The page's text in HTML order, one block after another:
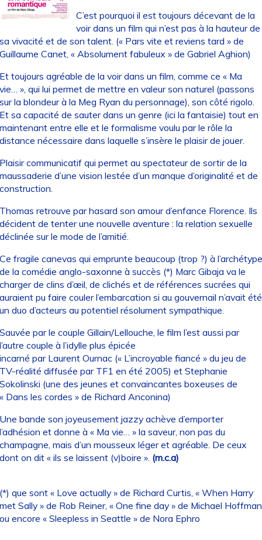
C’est pourquoi il est toujours décevant de la
voir dans un film qui n’est pas à la hauteur de
vivacité et de son talent. (« Pars vite et reviens tard » de
Canet, « Absolument fabuleux » de Gabriel Aghion)
toujours agréable de la voir dans un film, comme ce « Ma
», qui lui permet de mettre en valeur son naturel (passons
la blondeur à la Meg Ryan du personnage), son côté rigolo.
sa capacité de sauter dans un genre (ici la fantaisie) tout en
entre elle et le formalisme voulu par le rôle la
nécessaire dans laquelle s’insère le plaisir de jouer.
communicatif qui permet au spectateur de sortir de la
d’une vision lestée d’un manque d’originalité et de
retrouve par hasard son amour d’enfance Florence. Ils
de tenter une nouvelle aventure : la relation sexuelle
sur le mode de l’amitié.
fragile canevas qui emprunte beaucoup (trop ?) à l’archétype
la comédie anglo-saxonne à succès (*) Marc Gibaja va le
de clins d’œil, de clichés et de références sucrées qui
pu faire couler l’embarcation si au gouvernail n’avait été
duo d’acteurs au potentiel résolument sympathique.
par le couple Gillain/Lellouche, le film l’est aussi par
couple à l’idylle plus épicée
par Laurent Ournac (« L’incroyable fiancé » du jeu de
réalité diffusée par TF1 en été 2005) et Stephanie
(une des jeunes et convaincantes boxeuses de
Dans les cordes » de Richard Anconina)
bande son joyeusement jazzy achève d’emporter
et donne à « Ma vie… » la saveur, non pas du
mais d’un mousseux léger et agréable. De ceux
on dit « ils se laissent (v)boire ». (m.c.a)
que sont « Love actually » de Richard Curtis, « When Harry
Sally » de Rob Reiner, « One fine day » de Michael Hoffman
encore « Sleepless in Seattle » de Nora Ephro